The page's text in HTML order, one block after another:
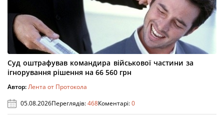
Суд оштрафував командира військової частини за
ігнорування рішення на 66 560 грн
Автор:Лента от Протокола
05.08.2026Переглядів:468Коментарі:0